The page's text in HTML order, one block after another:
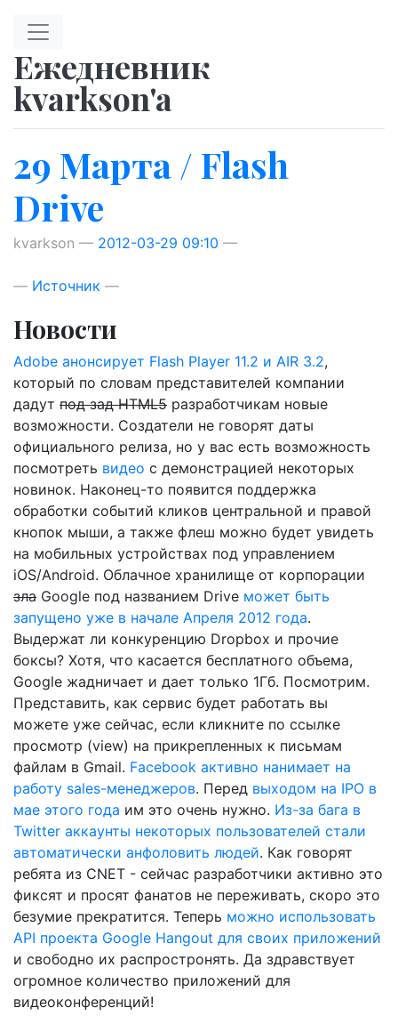
Ежедневник
kvarkson'a
29 Марта / Flash
Drive
kvarkson 2012-03-29 09:10
Источник
Новости
Adobe анонсирует Flash Player 11.2 и AIR 3.2,
который по словам представителей компании
дадут под зад HTML5 разработчикам новые
возможности. Создатели не говорят даты
официального релиза, но у вас есть возможность
посмотреть видео с демонстрацией некоторых
новинок. Наконец-то появится поддержка
обработки событий кликов центральной и правой
кнопок мыши, а также флеш можно будет увидеть
на мобильных устройствах под управлением
iOS/Android. Облачное хранилище от корпорации
зла Google под названием Drive может быть
запущено уже в начале Апреля 2012 года.
Выдержат ли конкуренцию Dropbox и прочие
боксы? Хотя, что касается бесплатного объема,
Google жадничает и дает только 1Гб. Посмотрим.
Представить, как сервис будет работать вы
можете уже сейчас, если кликните по ссылке
просмотр (view) на прикрепленных к письмам
файлам в Gmail. Facebook активно нанимает на
работу sales-менеджеров. Перед выходом на IPO в
мае этого года им это очень нужно. Из-за бага в
Twitter аккаунты некоторых пользователей стали
автоматически анфоловить людей. Как говорят
ребята из CNET - сейчас разработчики активно это
фиксят и просят фанатов не переживать, скоро это
безумие прекратится. Теперь можно использовать
API проекта Google Hangout для своих приложений
и свободно их распростронять. Да здравствует
огромное количество приложений для
видеоконференций!